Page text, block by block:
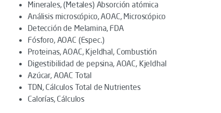
Minerales, (Metales) Absorción atómica
Análisis microscópico, AOAC, Microscópico
Detección de Melamina, FDA
Fósforo, AOAC (Espec.)
Proteinas, AOAC, Kjeldhal, Combustión
Digestibilidad de pepsina, AOAC, Kjeldhal
Azúcar, AOAC Total
TDN, Cálculos Total de Nutrientes
Calorías, Cálculos